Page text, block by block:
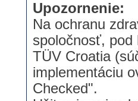
Upozornenie:
Na ochranu
spoločnosť,
TÜV Croatia
implementáciu
Checked".